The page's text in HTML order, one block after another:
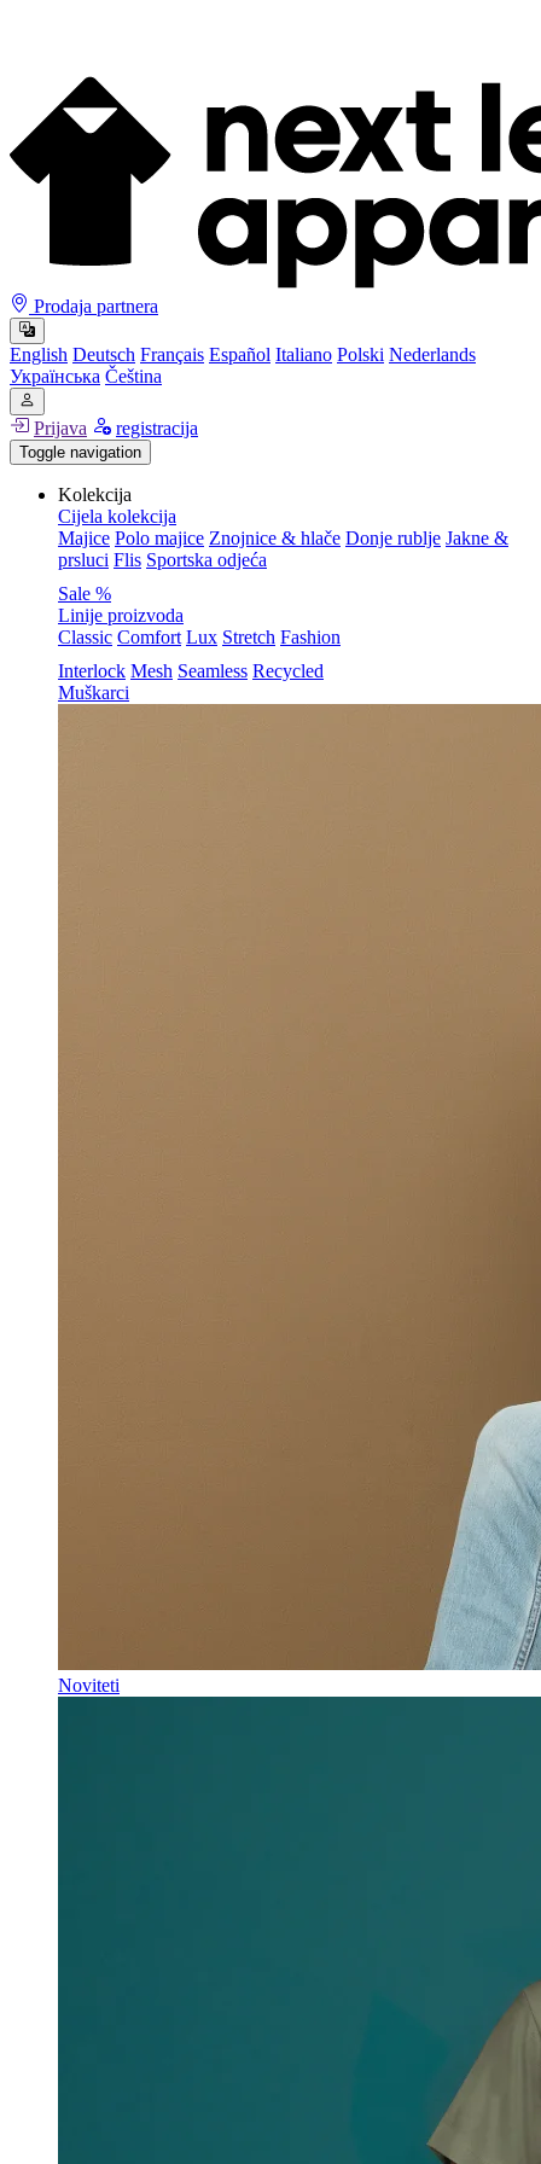
Prodaja partnera
English Deutsch Français Español Italiano Polski Nederlands
Українська Čeština
Prijava registracija
Toggle navigation
Kolekcija
Cijela kolekcija
Majice Polo majice Znojnice & hlače Donje rublje Jakne &
prsluci Flis Sportska odjeća
Sale %
Linije proizvoda
Classic Comfort Lux Stretch Fashion
Interlock Mesh Seamless Recycled
Muškarci
Noviteti